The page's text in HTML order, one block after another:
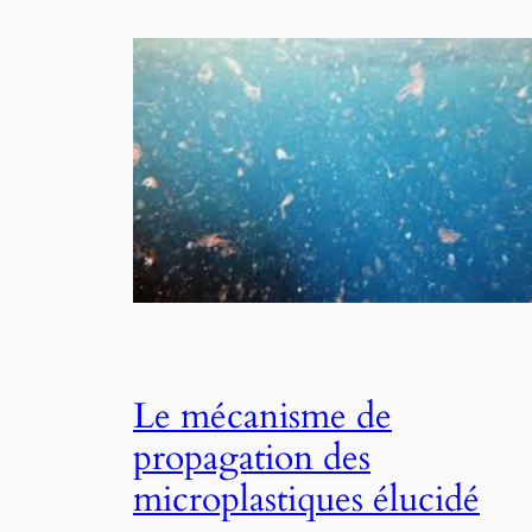
Le mécanisme de
propagation des
microplastiques élucidé